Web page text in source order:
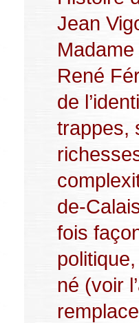
Jean
René
de
trappes,
de-
fois
né (voir